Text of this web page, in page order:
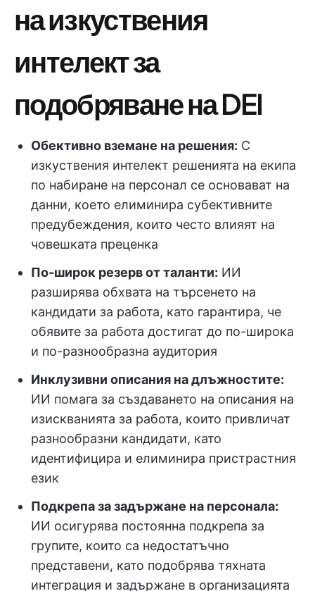
на изкуствения
интелект за
подобряване на DEI
Обективно вземане на решения: С
изкуствения интелект решенията на екипа
по набиране на персонал се основават на
данни, което елиминира субективните
предубеждения, които често влияят на
човешката преценка
По-широк резерв от таланти: ИИ
разширява обхвата на търсенето на
кандидати за работа, като гарантира, че
обявите за работа достигат до по-широка
и по-разнообразна аудитория
Инклузивни описания на длъжностите:
ИИ помага за създаването на описания на
изискванията за работа, които привличат
разнообразни кандидати, като
идентифицира и елиминира пристрастния
език
Подкрепа за задържане на персонала:
ИИ осигурява постоянна подкрепа за
групите, които са недостатъчно
представени, като подобрява тяхната
интеграция и задържане в организацията